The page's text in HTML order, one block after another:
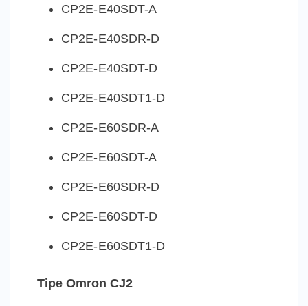
CP2E-E40SDT-A
CP2E-E40SDR-D
CP2E-E40SDT-D
CP2E-E40SDT1-D
CP2E-E60SDR-A
CP2E-E60SDT-A
CP2E-E60SDR-D
CP2E-E60SDT-D
CP2E-E60SDT1-D
Tipe Omron CJ2